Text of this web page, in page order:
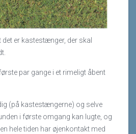
er kastestænger, der skal
par gange i et rimeligt åbent
(på kastestængerne) og selve
i første omgang kan lugte, og
hele tiden har øjenkontakt med